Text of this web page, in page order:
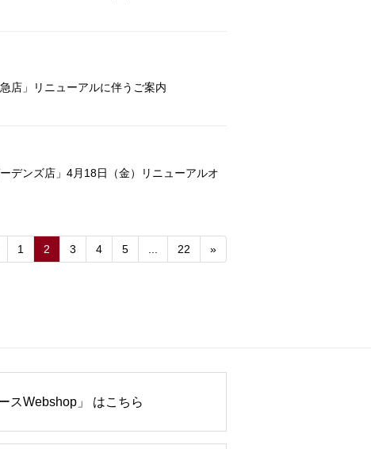
店」リニューアルに伴うご案内
デンズ店」4月18日（金）リニューアルオ
1 2 3 4 5 22 »
スWebshop」 はこちら